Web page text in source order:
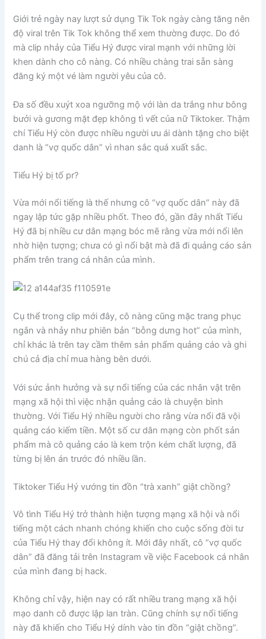
Giới trẻ ngày nay lượt sử dụng Tik Tok ngày càng tăng nên
độ viral trên Tik Tok không thể xem thường được. Do đó
mà clip nhảy của Tiểu Hý được viral mạnh với những lời
khen dành cho cô nàng. Có nhiều chàng trai sẵn sàng
đăng ký một vé làm người yêu của cô.
Đa số đều xuýt xoa ngưỡng mộ với làn da trắng như bông
bưởi và gương mặt đẹp không tì vết của nữ Tiktoker. Thậm
chí Tiểu Hý còn được nhiều người ưu ái dành tặng cho biệt
danh là “vợ quốc dân” vì nhan sắc quá xuất sắc.
Tiểu Hý bị tố pr?
Vừa mới nổi tiếng là thế nhưng cô “vợ quốc dân” này đã
ngay lập tức gặp nhiều phốt. Theo đó, gần đây nhất Tiểu
Hý đã bị nhiều cư dân mạng bóc mẽ rằng vừa mới nổi lên
nhờ hiện tượng; chưa có gì nổi bật mà đã đi quảng cáo sản
phẩm trên trang cá nhân của mình.
Cụ thể trong clip mới đây, cô nàng cũng mặc trang phục
ngắn và nhảy như phiên bản “bỗng dưng hot” của mình,
chỉ khác là trên tay cầm thêm sản phẩm quảng cáo và ghi
chú cả địa chỉ mua hàng bên dưới.
Với sức ảnh hưởng và sự nổi tiếng của các nhân vật trên
mạng xã hội thì việc nhận quảng cáo là chuyện bình
thường. Với Tiểu Hý nhiều người cho rằng vừa nổi đã vội
quảng cáo kiếm tiền. Một số cư dân mạng còn phốt sản
phẩm mà cô quảng cáo là kem trộn kém chất lượng, đã
từng bị lên án trước đó nhiều lần.
Tiktoker Tiểu Hý vướng tin đồn “trà xanh” giật chồng?
Vô tình Tiểu Hý trở thành hiện tượng mạng xã hội và nổi
tiếng một cách nhanh chóng khiến cho cuộc sống đời tư
của Tiểu Hý thay đổi không ít. Mới đây nhất, cô “vợ quốc
dân” đã đăng tải trên Instagram về việc Facebook cá nhân
của mình đang bị hack.
Không chỉ vậy, hiện nay có rất nhiều trang mạng xã hội
mạo danh cô được lập lan tràn. Cũng chính sự nổi tiếng
này đã khiến cho Tiểu Hý dính vào tin đồn “giật chồng”.